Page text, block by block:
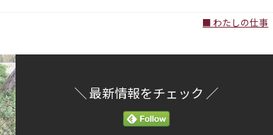
■ わたしの仕事
＼ 最新情報をチェック ／